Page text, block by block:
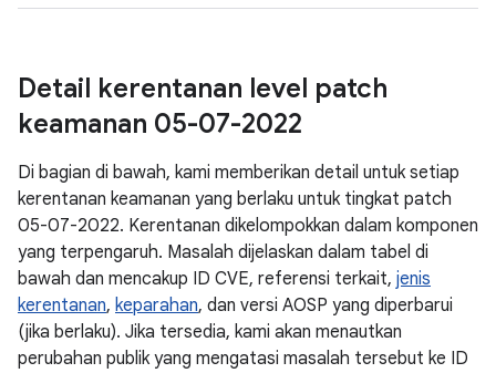
Detail kerentanan level patch
keamanan 05-07-2022
Di bagian di bawah, kami memberikan detail untuk setiap
kerentanan keamanan yang berlaku untuk tingkat patch
05-07-2022. Kerentanan dikelompokkan dalam komponen
yang terpengaruh. Masalah dijelaskan dalam tabel di
bawah dan mencakup ID CVE, referensi terkait, jenis
kerentanan, keparahan, dan versi AOSP yang diperbarui
(jika berlaku). Jika tersedia, kami akan menautkan
perubahan publik yang mengatasi masalah tersebut ke ID